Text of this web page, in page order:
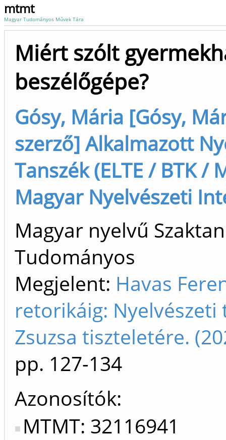
mtmt
Magyar Tudományos Művek Tára
Miért szólt
beszélőgépe?
Gósy, Mária [Gósy,
szerző] Alkalmazott
Tanszék (ELTE / BTK /
Magyar Nyelvészeti
Magyar nyelvű
Tudományos
Megjelent: Havas
retorikáig:
Zsuzsa tiszteletére.
pp. 127-134
Azonosítók
MTMT: 32116941